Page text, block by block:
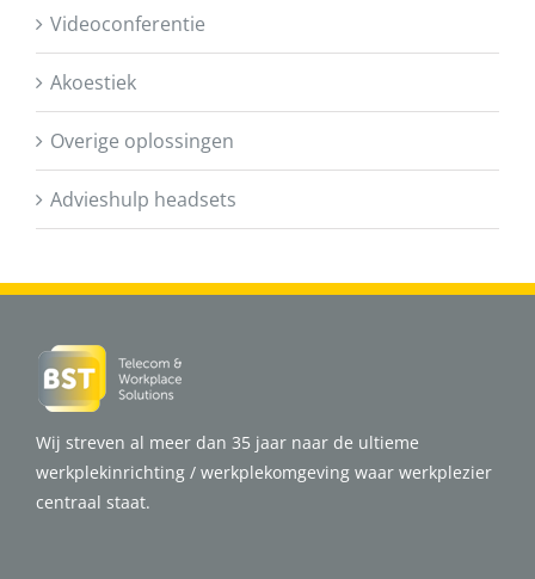
Videoconferentie
Akoestiek
Overige oplossingen
Advieshulp headsets
Wij streven al meer dan 35 jaar naar de ultieme
werkplekinrichting / werkplekomgeving waar werkplezier
centraal staat.